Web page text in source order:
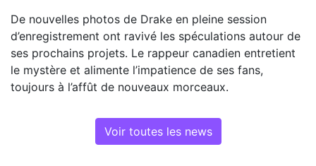
De nouvelles photos de Drake en pleine session
d’enregistrement ont ravivé les spéculations autour de
ses prochains projets. Le rappeur canadien entretient
le mystère et alimente l’impatience de ses fans,
toujours à l’affût de nouveaux morceaux.
Voir toutes les news